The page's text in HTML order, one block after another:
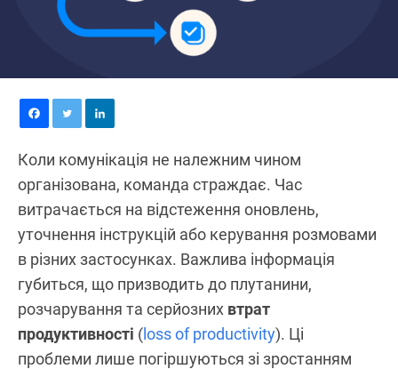
Коли комунікація не належним чином
організована, команда страждає. Час
витрачається на відстеження оновлень,
уточнення інструкцій або керування розмовами
в різних застосунках. Важлива інформація
губиться, що призводить до плутанини,
розчарування та серйозних втрат
продуктивності (loss of productivity). Ці
проблеми лише погіршуються зі зростанням